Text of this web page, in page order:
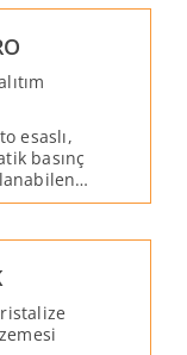
hale
daha
başına
esaslı,
basınç
için